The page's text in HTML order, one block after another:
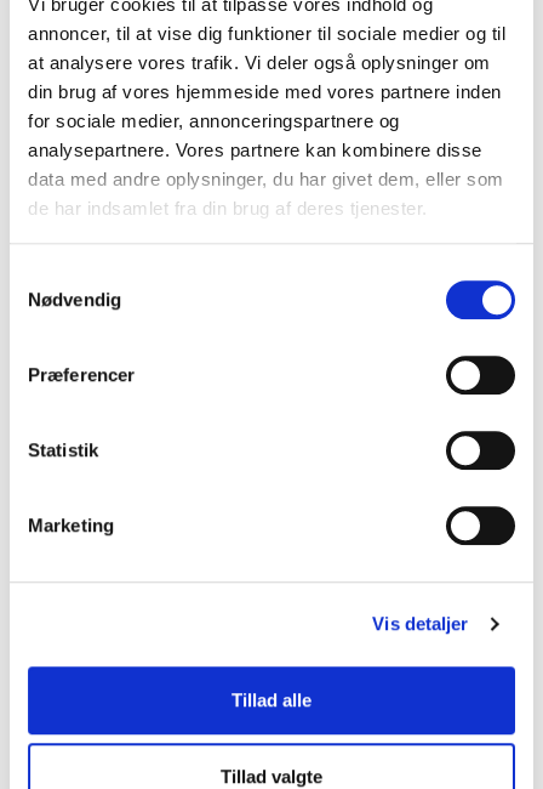
Vi bruger cookies til at tilpasse vores indhold og
annoncer, til at vise dig funktioner til sociale medier og til
at analysere vores trafik. Vi deler også oplysninger om
din brug af vores hjemmeside med vores partnere inden
for sociale medier, annonceringspartnere og
analysepartnere. Vores partnere kan kombinere disse
data med andre oplysninger, du har givet dem, eller som
de har indsamlet fra din brug af deres tjenester.
Nødvendig
Præferencer
Statistik
Marketing
Vis detaljer
Tillad alle
Tillad valgte
Vaccinium corymbosum Bluecrop -
(inkl. moms)